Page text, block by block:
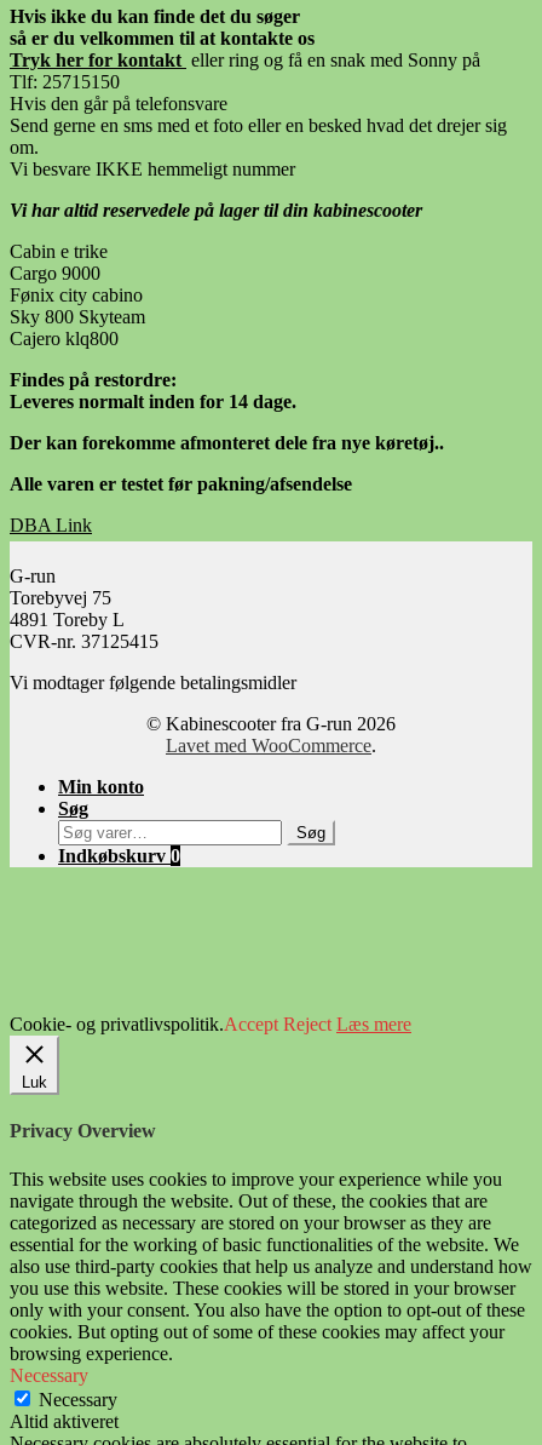
Hvis ikke du kan finde det du søger
så er du velkommen til at kontakte os
Tryk her for kontakt eller ring og få en snak med Sonny på
Tlf: 25715150
Hvis den går på telefonsvare
Send gerne en sms med et foto eller en besked hvad det drejer sig
om.
Vi besvare IKKE hemmeligt nummer
Vi har altid reservedele på lager til din kabinescooter
Cabin e trike
Cargo 9000
Fønix city cabino
Sky 800 Skyteam
Cajero klq800
Findes på restordre:
Leveres normalt inden for 14 dage.
Der kan forekomme afmonteret dele fra nye køretøj..
Alle varen er testet før pakning/afsendelse
DBA Link
Facebook Link
G-run
Torebyvej 75
4891 Toreby L
CVR-nr. 37125415
Vi modtager følgende betalingsmidler
© Kabinescooter fra G-run 2026
Lavet med WooCommerce.
Min konto
Søg
Søg
efter:
Søg
Indkøbskurv 0
Cookie- og privatlivspolitik.Accept Reject Læs mere
Luk
Privacy Overview
This website uses cookies to improve your experience while you
navigate through the website. Out of these, the cookies that are
categorized as necessary are stored on your browser as they are
essential for the working of basic functionalities of the website. We
also use third-party cookies that help us analyze and understand how
you use this website. These cookies will be stored in your browser
only with your consent. You also have the option to opt-out of these
cookies. But opting out of some of these cookies may affect your
browsing experience.
Necessary
Necessary
Altid aktiveret